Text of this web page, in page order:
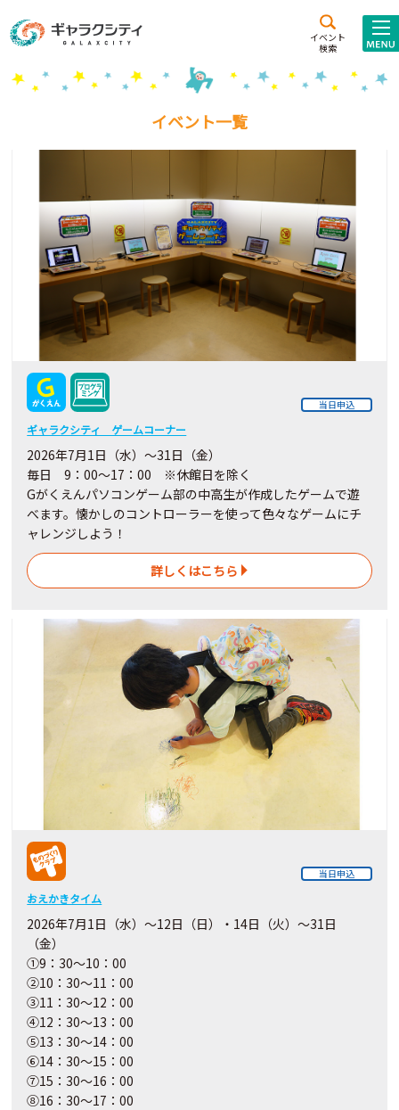
イベント
検索
施設案内
こども
西新井
施設･
こどもみーてぃんぐ
Gがくえん
ブランドからのお知らせ
いっしょに創る
イベントレポート
イベント一覧
当日申込
ギャラクシティ ゲームコーナー
2026年7月1日（水）～31日（金）
毎日 9：00～17：00 ※休館日を除く
Gがくえんパソコンゲーム部の中高生が作成したゲームで遊
べます。懐かしのコントローラーを使って色々なゲームにチ
ャレンジしよう！
詳しくはこちら
当日申込
おえかきタイム
2026年7月1日（水）～12日（日）・14日（火）～31日
（金）
①9：30～10：00
②10：30～11：00
③11：30～12：00
④12：30～13：00
⑤13：30～14：00
⑥14：30～15：00
⑦15：30～16：00
⑧16：30～17：00